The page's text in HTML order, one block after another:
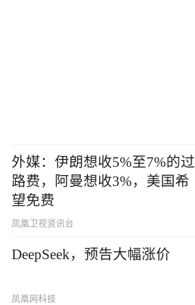
外媒：伊朗想收5%至7%的过
路费，阿曼想收3%，美国希
望免费
凤凰卫视资讯台
DeepSeek，预告大幅涨价
凤凰网科技